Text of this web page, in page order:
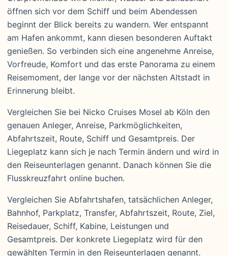
öffnen sich vor dem Schiff und beim Abendessen
beginnt der Blick bereits zu wandern. Wer entspannt
am Hafen ankommt, kann diesen besonderen Auftakt
genießen. So verbinden sich eine angenehme Anreise,
Vorfreude, Komfort und das erste Panorama zu einem
Reisemoment, der lange vor der nächsten Altstadt in
Erinnerung bleibt.
Vergleichen Sie bei Nicko Cruises Mosel ab Köln den
genauen Anleger, Anreise, Parkmöglichkeiten,
Abfahrtszeit, Route, Schiff und Gesamtpreis. Der
Liegeplatz kann sich je nach Termin ändern und wird in
den Reiseunterlagen genannt. Danach können Sie die
Flusskreuzfahrt online buchen.
Vergleichen Sie Abfahrtshafen, tatsächlichen Anleger,
Bahnhof, Parkplatz, Transfer, Abfahrtszeit, Route, Ziel,
Reisedauer, Schiff, Kabine, Leistungen und
Gesamtpreis. Der konkrete Liegeplatz wird für den
gewählten Termin in den Reiseunterlagen genannt.